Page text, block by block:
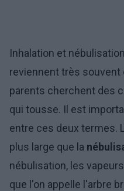
Inhalation et
reviennent très
parents cherchent des
qui tousse. Il est
entre ces deux termes.
plus large que la
nébulisation, les
que l'on appelle l'arbre